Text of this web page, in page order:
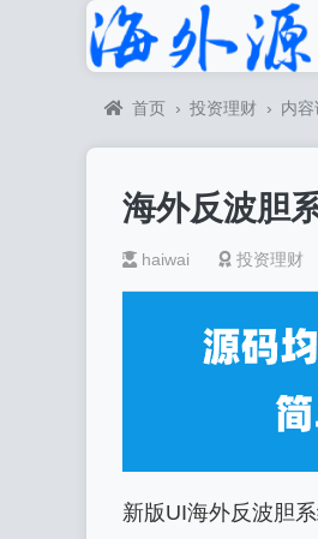
首页 › 投资理财 › 内
海外反波胆
haiwai 投资理财
新版UI海外反波胆